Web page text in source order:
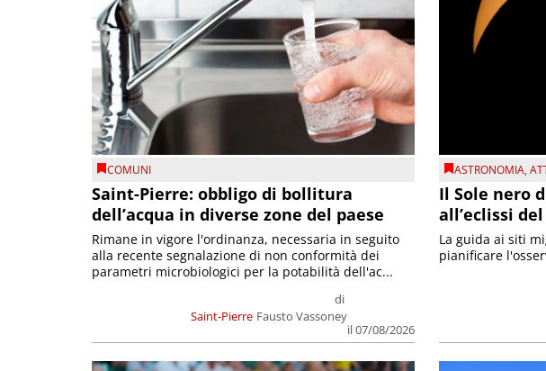
COMUNI
Saint-Pierre: obbligo di bollitura
dell’acqua in diverse zone del paese
Saint-Pierre
di
Fausto Vassoney
il 07/08/2026
Rimane in vigore l'ordinanza, necessaria in seguito
alla recente segnalazione di non conformità dei
parametri microbiologici per la potabilità dell'ac...
ASTRONOMIA,
Il Sole nero
all’eclissi
La guida ai siti
pianificare